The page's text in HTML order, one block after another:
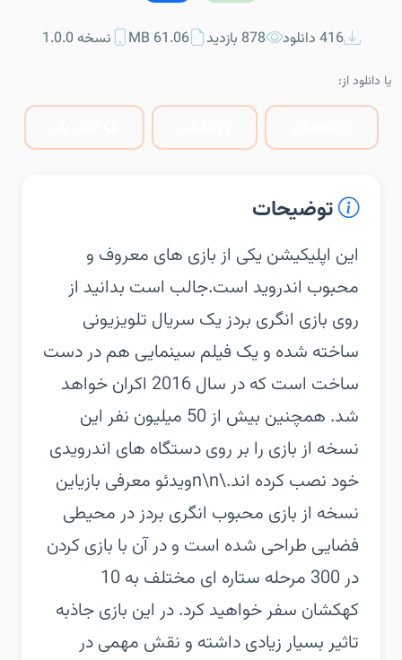
416 دانلود 878 بازدید 61.06 MB نسخه 1.0.0
یا دانلود از:
توضیحات
‏‏این اپلیکیشن یکی از بازی های معروف و
محبوب اندروید است.‏جالب است بدانید از
روی بازی انگری بردز یک سریال تلویزیونی
ساخته شده و یک فیلم سینمایی هم در دست
ساخت است که در سال 2016 اکران خواهد
شد. همچنین بیش از 50 میلیون نفر این
نسخه از بازی را بر روی دستگاه های اندرویدی
خود نصب کرده اند.\n\nویدئو معرفی بازی‏این
نسخه از بازی محبوب انگری بردز در محیطی
فضایی طراحی شده است و در آن با بازی کردن
در 300 مرحله ستاره ای مختلف به 10
کهکشان سفر خواهید کرد. در این بازی جاذبه
تاثیر بسیار زیادی داشته و نقش مهمی در